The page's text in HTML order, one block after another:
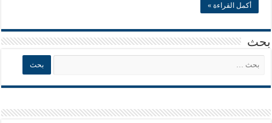
أكمل القراءة »
بحث